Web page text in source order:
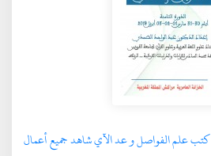
كتب علم الفواصل و عد الآي شاهد جميع أعمال